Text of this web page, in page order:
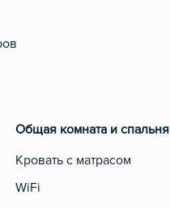
Общая комната и спальня
Кровать с матрасом
WiFi